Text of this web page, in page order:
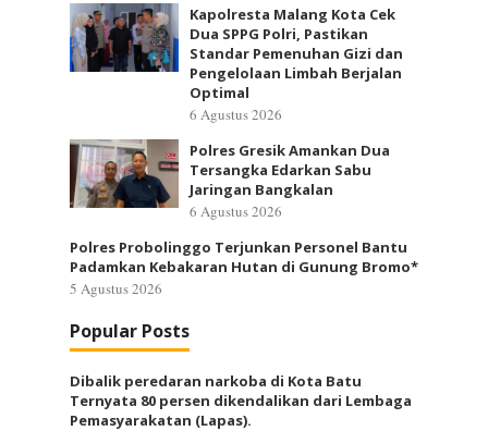
Kapolresta Malang Kota Cek
Dua SPPG Polri, Pastikan
Standar Pemenuhan Gizi dan
Pengelolaan Limbah Berjalan
Optimal
6 Agustus 2026
Polres Gresik Amankan Dua
Tersangka Edarkan Sabu
Jaringan Bangkalan
6 Agustus 2026
Polres Probolinggo Terjunkan Personel Bantu
Padamkan Kebakaran Hutan di Gunung Bromo*
5 Agustus 2026
Popular Posts
Dibalik peredaran narkoba di Kota Batu
Ternyata 80 persen dikendalikan dari Lembaga
Pemasyarakatan (Lapas).